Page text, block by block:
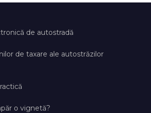
de autostradă
de taxare ale autostrăzilor
o vignetă?